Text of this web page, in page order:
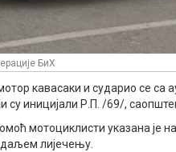
БиХ
кавасаки и сударио се
су иницијали Р.П. /69/,
мотоциклисти указана је
лијечењу.